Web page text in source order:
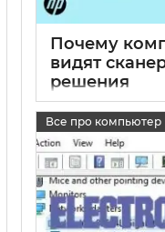
Почему
видят
решения
Все про компьютер